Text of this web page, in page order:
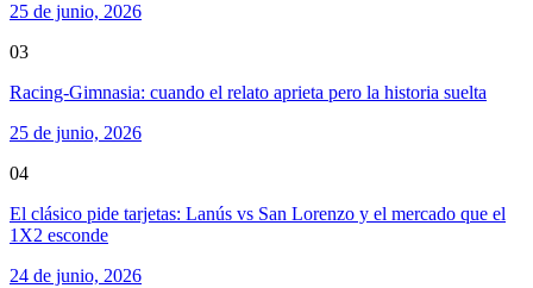
25 de junio, 2026
03
Racing-Gimnasia: cuando el relato aprieta pero la historia suelta
25 de junio, 2026
04
El clásico pide tarjetas: Lanús vs San Lorenzo y el mercado que el
1X2 esconde
24 de junio, 2026